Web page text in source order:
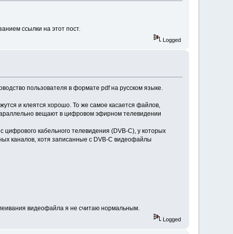
ссылки на этот пост.
Logged
пользователя в формате pdf на русском языке.
и клеятся хорошо. То же самое касается файлов,
вещают в цифровом эфирном телевидении
кабельного телевидения (DVB-C), у которых
каналов, хотя записанные с DVB-C видеофайлы
видеофайла я не считаю нормальным.
Logged